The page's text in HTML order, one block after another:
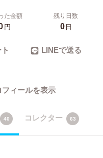
た金額
円
残り日数
0日
LINEで送る
フィールを表示
40 コレクター 63